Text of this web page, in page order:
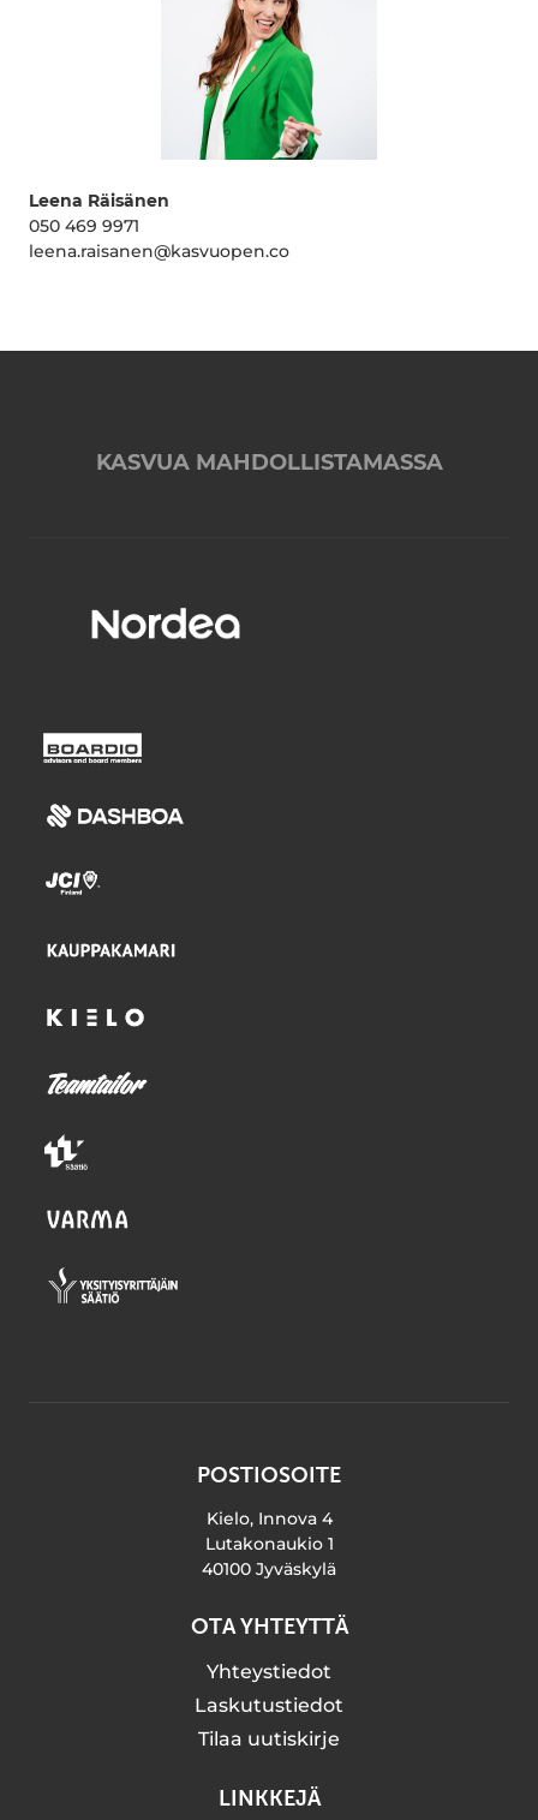
Leena Räisänen
050 469 9971
leena.raisanen@kasvuopen.co
KASVUA MAHDOLLISTAMASSA
POSTIOSOITE
Kielo, Innova 4
Lutakonaukio 1
40100 Jyväskylä
OTA YHTEYTTÄ
Yhteystiedot
Laskutustiedot
Tilaa uutiskirje
LINKKEJÄ